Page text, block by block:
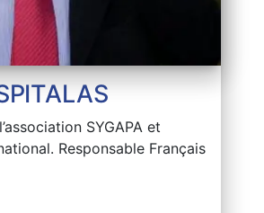
SYGAPA et
Responsable Français